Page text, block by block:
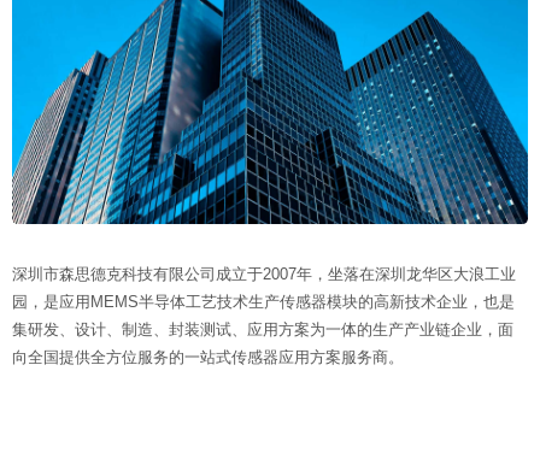
深圳市森思德克科技有限公司成立于2007年，坐落在深圳龙华区大浪工业
园，是应用MEMS半导体工艺技术生产传感器模块的高新技术企业，也是
集研发、设计、制造、封装测试、应用方案为一体的生产产业链企业，面
向全国提供全方位服务的一站式传感器应用方案服务商。